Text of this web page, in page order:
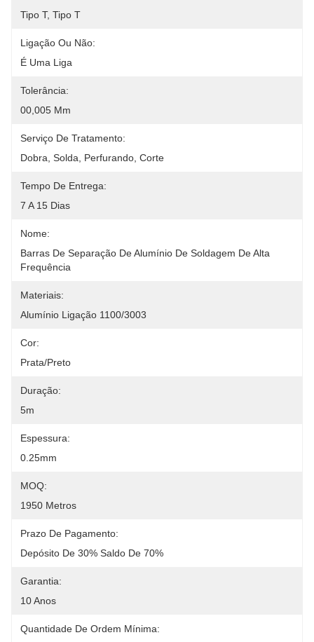
Tipo T, Tipo T
Ligação Ou Não:
É Uma Liga
Tolerância:
00,005 Mm
Serviço De Tratamento:
Dobra, Solda, Perfurando, Corte
Tempo De Entrega:
7 A 15 Dias
Nome:
Barras De Separação De Alumínio De Soldagem De Alta
Frequência
Materiais:
Alumínio Ligação 1100/3003
Cor:
Prata/preto
Duração:
5m
Espessura:
0.25mm
MOQ:
1950 Metros
Prazo De Pagamento:
Depósito De 30% Saldo De 70%
Garantia:
10 Anos
Quantidade De Ordem Mínima: